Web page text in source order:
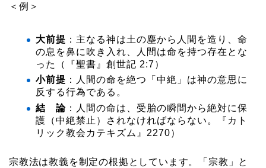
＜例＞
大前提 ：主なる神は土の塵から人間を造り、命
の息を鼻に吹き入れ、人間は命を持つ存在とな
った（『聖書』創世記 2:7）
小前提 ：人間の命を絶つ「中絶」は神の意思に
反する行為である。
結 論 ：人間の命は、受胎の瞬間から絶対に保
護（中絶禁止）されなければならない。『カト
リック教会カテキズム』2270）
宗教法は教義を制定の根拠としています。「宗教」と